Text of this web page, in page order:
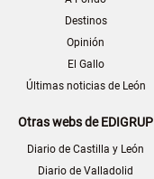
Destinos
Opinión
El Gallo
Últimas noticias de León
Otras webs de EDIGRUP
Diario de Castilla y León
Diario de Valladolid